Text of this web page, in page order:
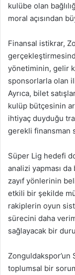
kulübe olan
moral açısından
Finansal istikrar,
yönetiminin, gelir
sponsorlarla olan
Ayrıca, bilet
kulüp bütçesinin
ihtiyaç duyduğu
gerekli finansman
Süper Lig hedefi
analizi yapması
zayıf yönlerinin
etkili bir şekilde
rakiplerin oyun
sürecini daha
sağlayacak bir
Zonguldakspor’un
toplumsal bir